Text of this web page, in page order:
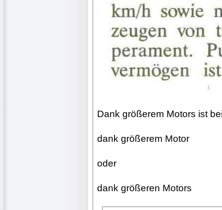
Dank größerem Motors ist
dank größerem Motor
oder
dank größeren Motors